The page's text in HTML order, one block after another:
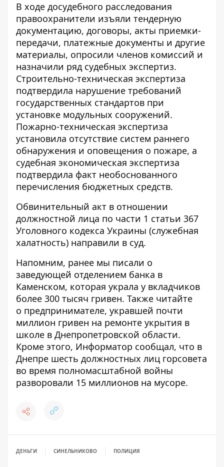
В ходе досудебного расследования
правоохранители изъяли тендерную
документацию, договоры, акты приемки-
передачи, платежные документы и другие
материалы, опросили членов комиссий и
назначили ряд судебных экспертиз.
Строительно-техническая экспертиза
подтвердила нарушение требований
государственных стандартов при
установке модульных сооружений.
Пожарно-техническая экспертиза
установила отсутствие систем раннего
обнаружения и оповещения о пожаре, а
судебная экономическая экспертиза
подтвердила факт необоснованного
перечисления бюджетных средств.
Обвинительный акт в отношении
должностной лица по части 1 статьи 367
Уголовного кодекса Украины (служебная
халатность) направили в суд.
Напомним, ранее мы писали о
заведующей отделением банка в
Каменском, которая украла у вкладчиков
более 300 тысяч гривен. Также читайте
о предпринимателе, укравшей почти
миллион гривен на ремонте укрытия в
школе в Днепропетровской области.
Кроме этого, Информатор сообщал, что в
Днепре шесть должностных лиц горсовета
во время полномасштабной войны
разворовали 15 миллионов на мусоре.
ДЕНЬГИ СИНЕЛЬНИКОВО ПОЛИЦИЯ